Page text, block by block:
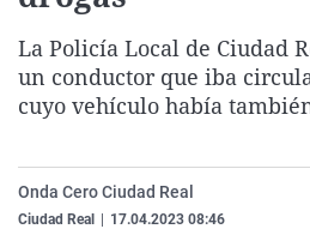
La Policía Local de Ciudad
un conductor que iba
cuyo vehículo había
Onda Cero Ciudad Real
Ciudad Real 17.04.2023 08:46